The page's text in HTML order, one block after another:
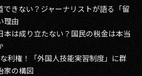
できない？ジャーナリストが語る「留
理由
本は成り立たない？国民の税金は本当
利権！「外国人技能実習制度」に群
家の構図